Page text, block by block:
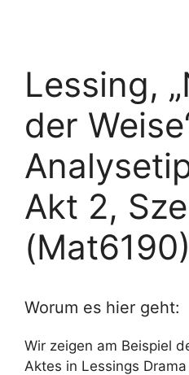
Lessing,
der
Akt 2,
(Mat6190)
Worum es hier geht:
Wir zeigen am Beispiel
Aktes in Lessings Drama